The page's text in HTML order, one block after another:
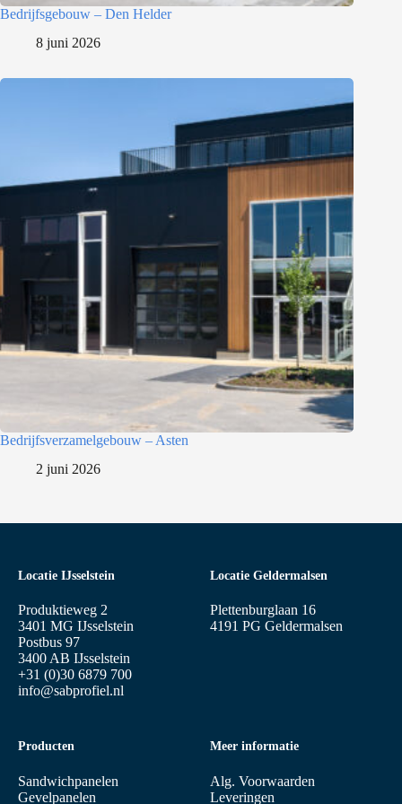
Bedrijfsgebouw – Den Helder
8 juni 2026
Bedrijfsverzamelgebouw – Asten
2 juni 2026
Locatie IJsselstein
Produktieweg 2
3401 MG IJsselstein
Postbus 97
3400 AB IJsselstein
+31 (0)30 6879 700
info@sabprofiel.nl
Producten
Sandwichpanelen
Gevelpanelen
Meer informatie
Alg. Voorwaarden
Leveringen
Locatie Geldermalsen
Plettenburglaan 16
4191 PG Geldermalsen